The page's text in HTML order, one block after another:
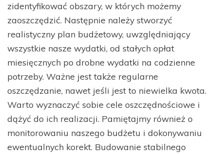
zidentyfikować obszary, w których możemy
zaoszczędzić. Następnie należy stworzyć
realistyczny plan budżetowy, uwzględniający
wszystkie nasze wydatki, od stałych opłat
miesięcznych po drobne wydatki na codzienne
potrzeby. Ważne jest także regularne
oszczędzanie, nawet jeśli jest to niewielka kwota.
Warto wyznaczyć sobie cele oszczędnościowe i
dążyć do ich realizacji. Pamiętajmy również o
monitorowaniu naszego budżetu i dokonywaniu
ewentualnych korekt. Budowanie stabilnego